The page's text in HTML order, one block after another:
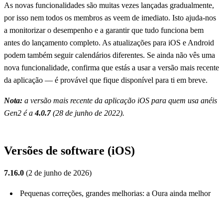
As novas funcionalidades são muitas vezes lançadas gradualmente,
por isso nem todos os membros as veem de imediato. Isto ajuda-nos
a monitorizar o desempenho e a garantir que tudo funciona bem
antes do lançamento completo. As atualizações para iOS e Android
podem também seguir calendários diferentes. Se ainda não vês uma
nova funcionalidade, confirma que estás a usar a versão mais recente
da aplicação — é provável que fique disponível para ti em breve.
Nota: a versão mais recente da aplicação iOS para quem usa anéis
Gen2 é a4.0.7(28 de junho de 2022).
Versões de software (iOS)
7.16.0 (2 de junho de 2026)
Pequenas correções, grandes melhorias: a Oura ainda melhor